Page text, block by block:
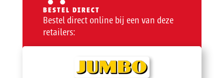
BESTEL DIRECT
Bestel direct online bij een van deze
retailers: